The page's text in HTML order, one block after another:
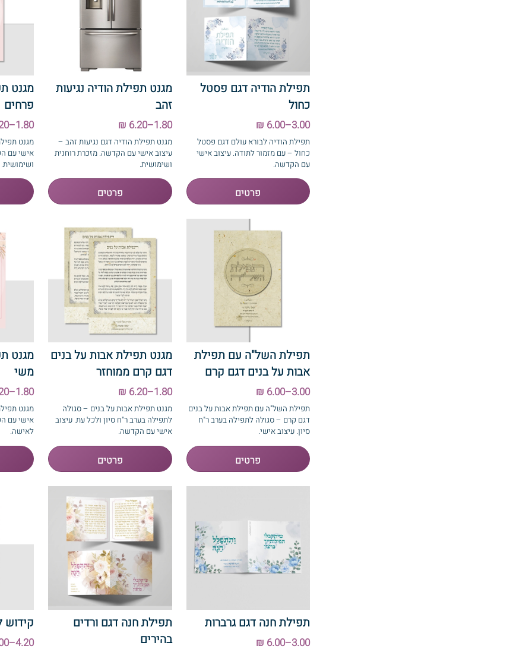
תפילת הודיה דגם פסטל
כחול
3.00–6.00 ₪
תפילת הודיה לבורא עולם דגם פסטל
כחול – עם מזמור לתודה. עיצוב אישי
עם הקדשה.
מגנט תפילת הודיה נגיעות
זהב
1.80–6.20 ₪
מגנט תפילת הודיה דגם נגיעות זהב –
עיצוב אישי עם הקדשה. מזכרת רוחנית
ושימושית.
מגנט
פרחים
1.80–6.20 ₪
מגנט
אישי עם
ושימושית.
תפילת השל"ה עם תפילת
אבות על בנים דגם קרם
3.00–6.00 ₪
תפילת השל"ה עם תפילת אבות על בנים
דגם קרם – סגולה לתפילה בערב ר"ח
סיון. עיצוב אישי.
מגנט תפילת אבות על בנים
דגם קרם ממוחזר
1.80–6.20 ₪
מגנט תפילת אבות על בנים – סגולה
לתפילה בערב ר"ח סיון ולכל עת. עיצוב
אישי עם הקדשה.
מגנט
משי
1.80–6.20 ₪
מגנט
אישי עם
לאישה.
תפילת חנה דגם גרברות
3.00–6.00 ₪
תפילת חנה דגם ורדים
בהירים
קידוש
4.20–8.00 ₪